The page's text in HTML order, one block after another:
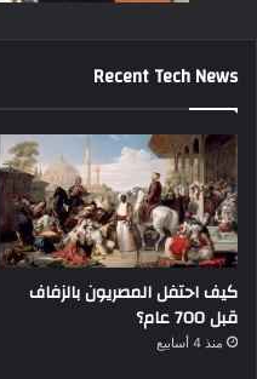
Recent Tech News
كيف احتفل المصريون بالزفاف
قبل 700 عام؟
منذ 4 أسابيع